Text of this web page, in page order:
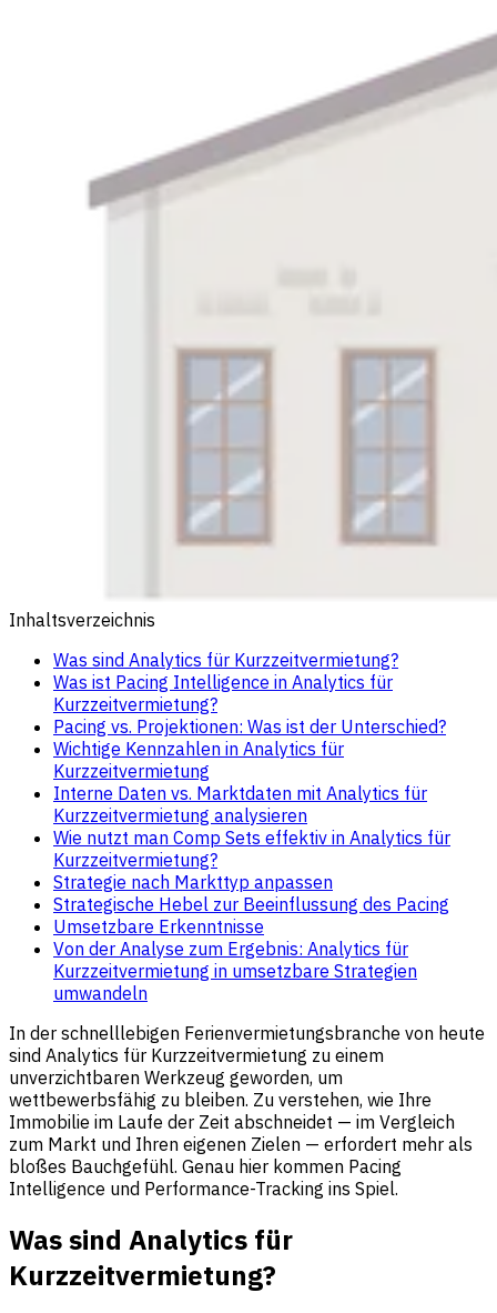
Inhaltsverzeichnis
Was sind Analytics für Kurzzeitvermietung?
Was ist Pacing Intelligence in Analytics für
Kurzzeitvermietung?
Pacing vs. Projektionen: Was ist der Unterschied?
Wichtige Kennzahlen in Analytics für
Kurzzeitvermietung
Interne Daten vs. Marktdaten mit Analytics für
Kurzzeitvermietung analysieren
Wie nutzt man Comp Sets effektiv in Analytics für
Kurzzeitvermietung?
Strategie nach Markttyp anpassen
Strategische Hebel zur Beeinflussung des Pacing
Umsetzbare Erkenntnisse
Von der Analyse zum Ergebnis: Analytics für
Kurzzeitvermietung in umsetzbare Strategien
umwandeln
In der schnelllebigen Ferienvermietungsbranche von heute
sind Analytics für Kurzzeitvermietung zu einem
unverzichtbaren Werkzeug geworden, um
wettbewerbsfähig zu bleiben. Zu verstehen, wie Ihre
Immobilie im Laufe der Zeit abschneidet — im Vergleich
zum Markt und Ihren eigenen Zielen — erfordert mehr als
bloßes Bauchgefühl. Genau hier kommen Pacing
Intelligence und Performance-Tracking ins Spiel.
Was sind Analytics für
Kurzzeitvermietung?